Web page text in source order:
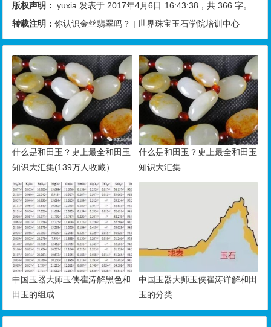
版权声明： yuxia 发表于 2017年4月6日 16:43:38 ，共 366 字。
转载注明：你认识金丝翡翠吗？ | 世界珠宝玉石学院培训中心
什么是和田玉？史上最全和田玉
知识大汇集(139万人收藏）
什么是和田玉？史上最全和田玉
知识大汇集
中国玉器大师玉侠崔涛解黑色和
田玉的组成
中国玉器大师玉侠崔涛详解和田
玉的分类